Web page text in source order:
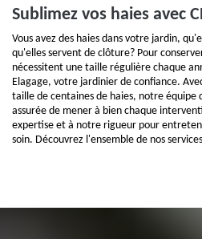
Sublimez vos haies avec
Vous avez des haies dans votre jardin,
qu'elles servent de clôture? Pour
nécessitent une taille régulière chaque
Elagage, votre jardinier de confiance.
taille de centaines de haies, notre équipe
assurée de mener à bien chaque
expertise et à notre rigueur pour
soin. Découvrez l'ensemble de nos